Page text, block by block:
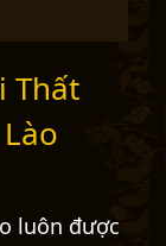
Thất
luôn được